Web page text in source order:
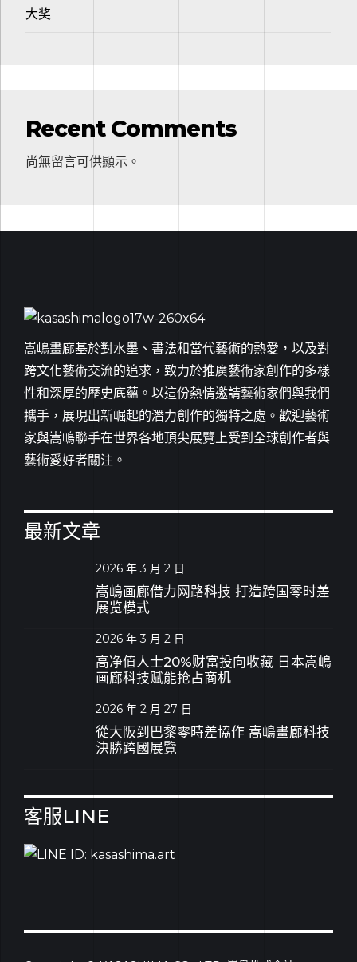
大奖
Recent Comments
尚無留言可供顯示。
嵩嶋畫廊基於對水墨、書法和當代藝術的熱愛，以及對
跨文化藝術交流的追求，致力於推廣藝術家創作的多樣
性和深厚的歷史底蘊。以這份熱情邀請藝術家們與我們
攜手，展現出新崛起的潛力創作的獨特之處。歡迎藝術
家與嵩嶋聯手在世界各地頂尖展覽上受到全球創作者與
藝術愛好者關注。
最新文章
2026 年 3 月 2 日
嵩嶋画廊借力网路科技 打造跨国零时差
展览模式
2026 年 3 月 2 日
高净值人士20%财富投向收藏 日本嵩嶋
画廊科技赋能抢占商机
2026 年 2 月 27 日
從大阪到巴黎零時差協作 嵩嶋畫廊科技
決勝跨國展覽
客服LINE